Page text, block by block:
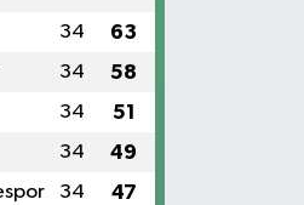
34 63
34 58
34 51
34 49
34 47